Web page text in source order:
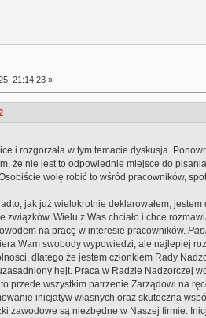
21:14:23 »
i rozgorzała w tym temacie dyskusja.
że nie jest to odpowiednie miejsce do
wolę robić to wśród pracowników,
jak już wielokrotnie deklarowałem,
Wielu z Was chciało i chce
na pracę w interesie pracowników.
Wam swobody wypowiedzi, ale najlepiej
dlatego że jestem członkiem Rady
hejt. Praca w Radzie Nadzorczej
przede wszystkim patrzenie Zarządowi na
inicjatyw własnych oraz skuteczna
zawodowe są niezbędne w Naszej firmie.